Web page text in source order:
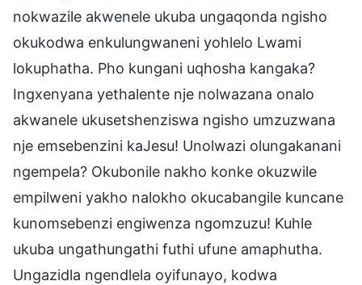
nokwazile akwenele ukuba ungaqonda ngisho
okukodwa enkulungwaneni yohlelo Lwami
lokuphatha. Pho kungani uqhosha kangaka?
Ingxenyana yethalente nje nolwazana onalo
akwanele ukusetshenziswa ngisho umzuzwana
nje emsebenzini kaJesu! Unolwazi olungakanani
ngempela? Okubonile nakho konke okuzwile
empilweni yakho nalokho okucabangile kuncane
kunomsebenzi engiwenza ngomzuzu! Kuhle
ukuba ungathungathi futhi ufune amaphutha.
Ungazidla ngendlela oyifunayo, kodwa